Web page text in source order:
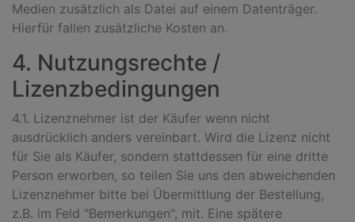
Medien zusätzlich als Datei auf einem Datenträger.
Hierfür fallen zusätzliche Kosten an.
4. Nutzungsrechte /
Lizenzbedingungen
4.1. Lizenznehmer ist der Käufer wenn nicht
ausdrücklich anders vereinbart. Wird die Lizenz nicht
für Sie als Käufer, sondern stattdessen für eine dritte
Person erworben, so teilen Sie uns den abweichenden
Lizenznehmer bitte bei Übermittlung der Bestellung,
z.B. im Feld "Bemerkungen", mit. Eine spätere